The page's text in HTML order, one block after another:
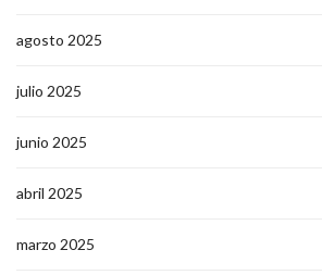
agosto 2025
julio 2025
junio 2025
abril 2025
marzo 2025